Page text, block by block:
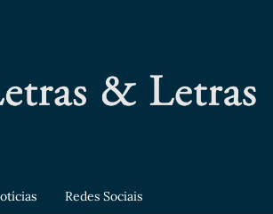
Redes Sociais